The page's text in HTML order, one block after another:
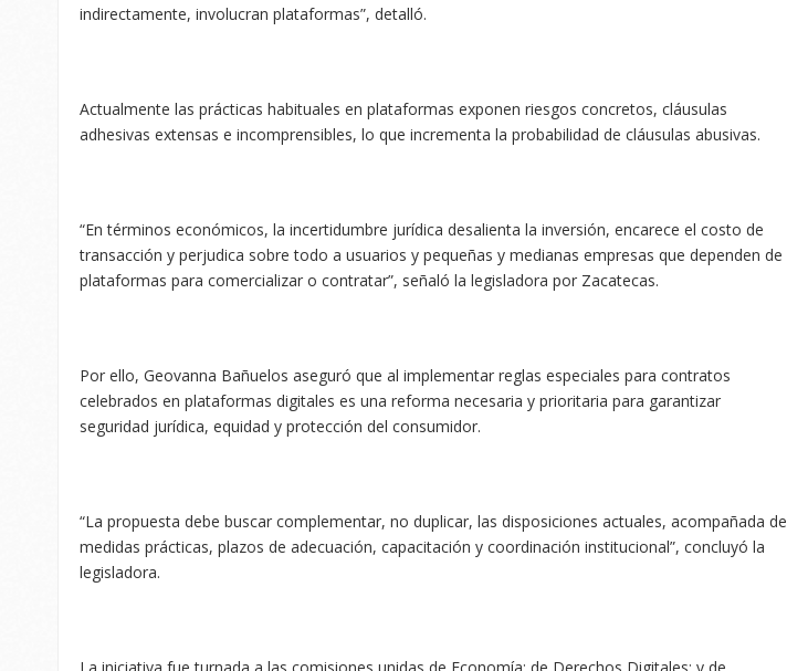
indirectamente, involucran plataformas”, detalló.
Actualmente las prácticas habituales en plataformas exponen riesgos concretos, cláusulas
adhesivas extensas e incomprensibles, lo que incrementa la probabilidad de cláusulas abusivas.
“En términos económicos, la incertidumbre jurídica desalienta la inversión, encarece el costo de
transacción y perjudica sobre todo a usuarios y pequeñas y medianas empresas que dependen de
plataformas para comercializar o contratar”, señaló la legisladora por Zacatecas.
Por ello, Geovanna Bañuelos aseguró que al implementar reglas especiales para contratos
celebrados en plataformas digitales es una reforma necesaria y prioritaria para garantizar
seguridad jurídica, equidad y protección del consumidor.
“La propuesta debe buscar complementar, no duplicar, las disposiciones actuales, acompañada de
medidas prácticas, plazos de adecuación, capacitación y coordinación institucional”, concluyó la
legisladora.
La iniciativa fue turnada a las comisiones unidas de Economía; de Derechos Digitales; y de